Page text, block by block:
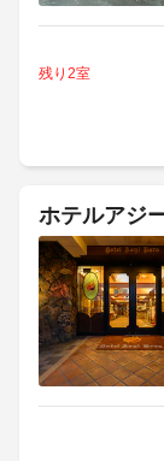
残り2室
ホテルアジ